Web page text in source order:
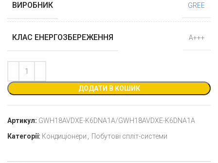
ВИРОБНИК GREE
КЛАС ЕНЕРГОЗБЕРЕЖЕННЯ А+++
ДОДАТИ В КОШИК
Артикул: GWH18AVDXE-K6DNA1A/GWH18AVDXE-K6DNA1A
Категорії: Кондиціонери , Побутові спліт-системи